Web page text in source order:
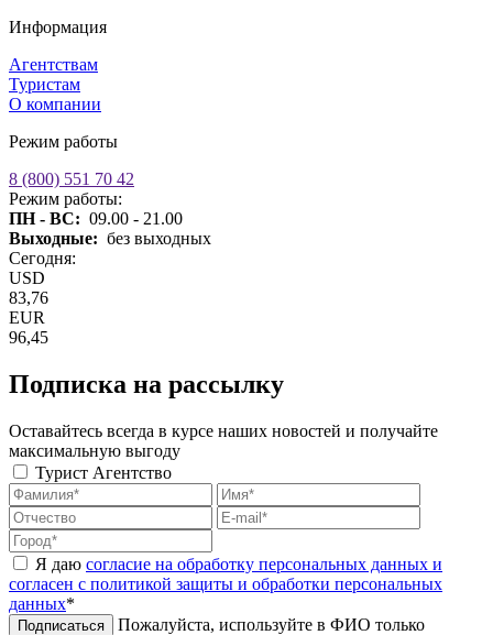
Информация
Агентствам
Туристам
О компании
Режим работы
8 (800) 551 70 42
Режим работы:
ПН - ВС: 09.00 - 21.00
Выходные: без выходных
Сегодня:
USD
83,76
EUR
96,45
Подписка на рассылку
Оставайтесь всегда в курсе наших новостей и получайте
максимальную выгоду
Турист Агентство
Я даю согласие на обработку персональных данных и
согласен с политикой защиты и обработки персональных
данных*
Подписаться
Пожалуйста, используйте в ФИО только